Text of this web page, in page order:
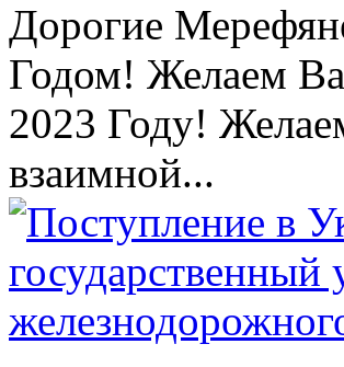
Дорогие
Годом! Желаем
2023 Году!
взаимной...